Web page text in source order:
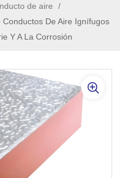
de aire
/
De Aire Ignífugos
Y A La Corrosión